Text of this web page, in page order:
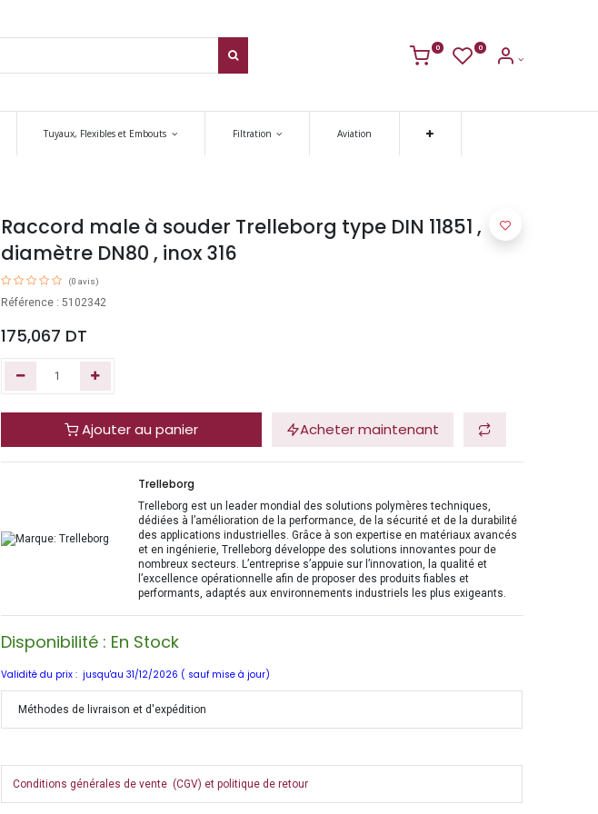
0 0
Tuyaux, Flexibles et Embouts Filtration Aviation
Raccord male à souder Trelleborg type DIN 11851 ,
diamètre DN80 , inox 316
(0 avis)
Référence : 5102342
175,067 DT
Ajouter au panier Acheter maintenant
Trelleborg
Trelleborg est un leader mondial des solutions polymères techniques,
dédiées à l’amélioration de la performance, de la sécurité et de la durabilité
des applications industrielles. Grâce à son expertise en matériaux avancés
et en ingénierie, Trelleborg développe des solutions innovantes pour de
nombreux secteurs. L’entreprise s’appuie sur l’innovation, la qualité et
l’excellence opérationnelle afin de proposer des produits fiables et
performants, adaptés aux environnements industriels les plus exigeants.
Disponibilité : En Stock
Validité du prix : jusqu'au 31/12/2026 ( sauf mise à jour)
Méthodes de livraison et d'expédition
Conditions générales de vente (CGV) et politique de retour